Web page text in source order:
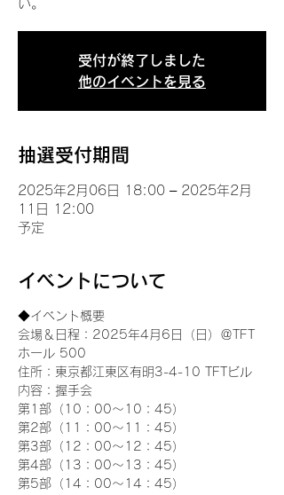
い。
受付が終了しました
他のイベントを見る
抽選受付期間
2025年2月06日 18:00 – 2025年2月
11日 12:00
予定
イベントについて
◆イベント概要
会場＆日程：2025年4月6日（日）＠TFT
ホール 500
住所：東京都江東区有明3-4-10 TFTビル
内容：握手会
第1部（10：00～10：45）
第2部（11：00～11：45）
第3部（12：00～12：45）
第4部（13：00～13：45）
第5部（14：00～14：45）